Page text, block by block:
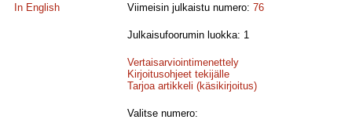
In English Viimeisin julkaistu numero:76
Julkaisufoorumin luokka: 1
Vertaisarviointimenettely
Kirjoitusohjeet tekijälle
Tarjoa artikkeli (käsikirjoitus)
Valitse numero: